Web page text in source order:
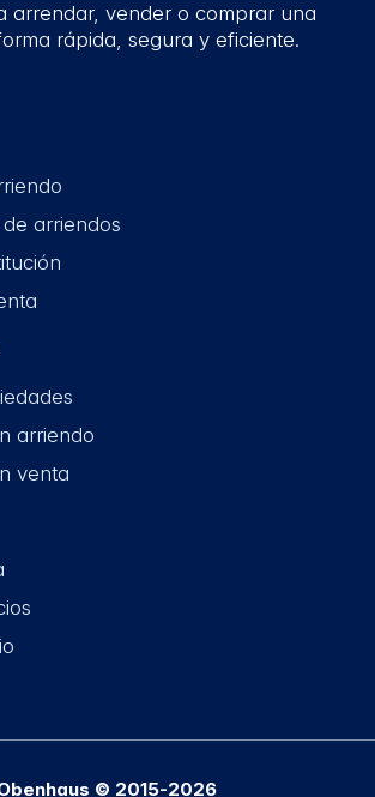
arrendar, vender o comprar una
rápida, segura y eficiente.
arriendos
arriendo
venta
© 2015-2026